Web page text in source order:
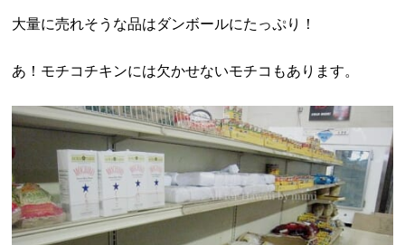
大量に売れそうな品はダンボールにたっぷり！
あ！モチコチキンには欠かせないモチコもあります。